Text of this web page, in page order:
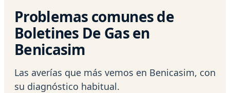
Problemas comunes de
Boletines De Gas en
Benicasim
Las averías que más vemos en Benicasim, con
su diagnóstico habitual.